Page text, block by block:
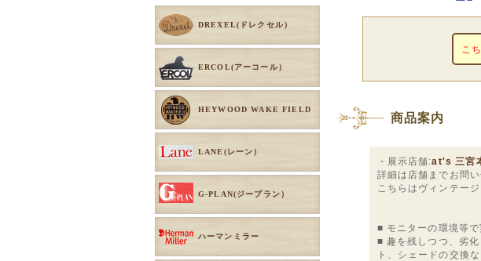
DREXEL(ドレクセル）
ERCOL(アーコール）
HEYWOOD WAKE FIELD
LANE(レーン）
G-PLAN(ジープラン）
ハーマンミラー
こ
商品案内
・展示店舗:at's 三宮
詳細は店舗までお問
こちらはヴィンテー
■ モニターの環境等
■ 趣を残しつつ、劣
ト、シェードの交換